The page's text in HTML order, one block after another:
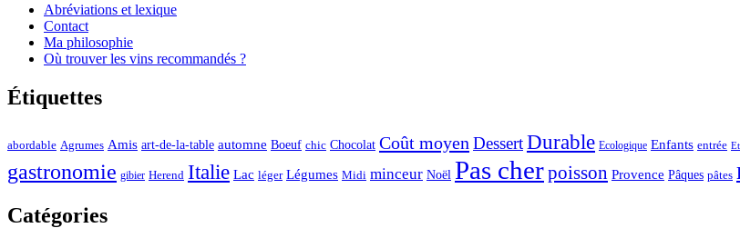
Abréviations et lexique
Contact
Ma philosophie
Où trouver les vins recommandés ?
Étiquettes
abordable Agrumes Amis art-de-la-table automne Boeuf chic Chocolat Coût moyenDessertDurable Ecologique Enfants entrée
gastronomie gibier Herend Italie Lac léger Légumes Midi minceur Noël Pas cherpoisson Provence Pâques pâtes
Catégories